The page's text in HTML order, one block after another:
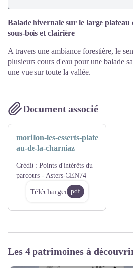
Balade hivernale sur le large
sous-bois et clairière
A travers une ambiance forestière, le
plusieurs cours d'eau pour une balade
une vue sur toute la vallée.
Document associé
morillon-les-esserts-plate
au-de-la-charniaz
Crédit : Points d'intérêts du
parcours - Asters-CEN74
Télécharger pdf
Les 4 patrimoines à